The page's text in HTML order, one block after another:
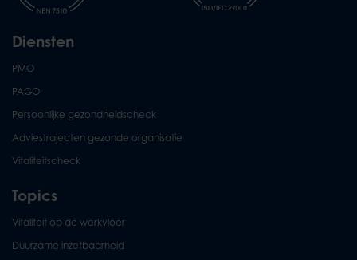
Diensten
PMO
PAGO
Persoonlijke gezondheidscheck
Adviestrajecten gezonde organisatie
Vitaliteitscheck
Topics
Vitaliteit op de werkvloer
Duurzame inzetbaarheid